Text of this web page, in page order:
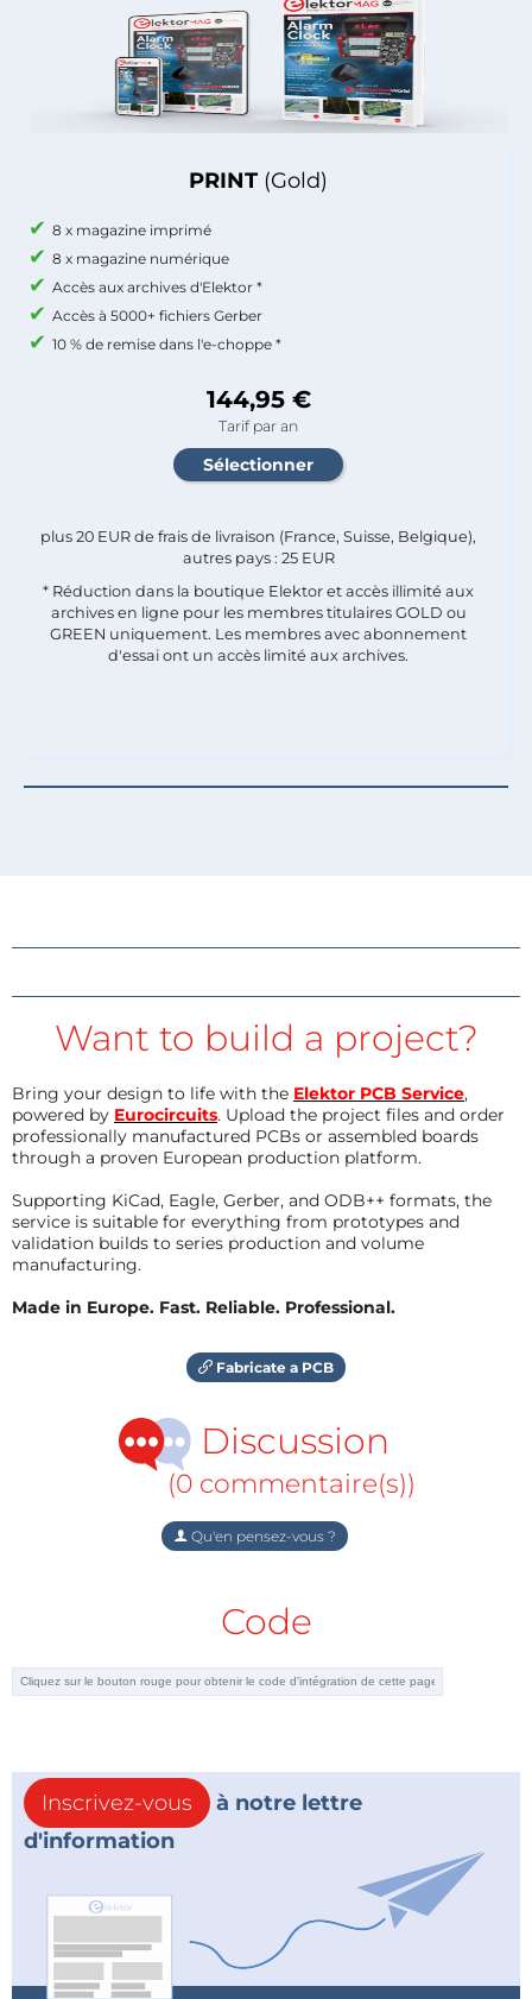
PRINT (Gold)
8 x magazine imprimé
8 x magazine numérique
Accès aux archives d'Elektor *
Accès à 5000+ fichiers Gerber
10 % de remise dans l'e-choppe *
144,95 €
Tarif par an
plus 20 EUR de frais de livraison (France, Suisse, Belgique),
autres pays : 25 EUR
* Réduction dans la boutique Elektor et accès illimité aux
archives en ligne pour les membres titulaires GOLD ou
GREEN uniquement. Les membres avec abonnement
d'essai ont un accès limité aux archives.
Want to build a project?
Bring your design to life with the Elektor PCB Service,
powered by Eurocircuits. Upload the project files and order
professionally manufactured PCBs or assembled boards
through a proven European production platform.
Supporting KiCad, Eagle, Gerber, and ODB++ formats, the
service is suitable for everything from prototypes and
validation builds to series production and volume
manufacturing.
Made in Europe. Fast. Reliable. Professional.
Fabricate a PCB
Discussion
(0 commentaire(s))
Qu'en pensez-vous ?
Code
Inscrivez-vous
à notre lettre
d'information